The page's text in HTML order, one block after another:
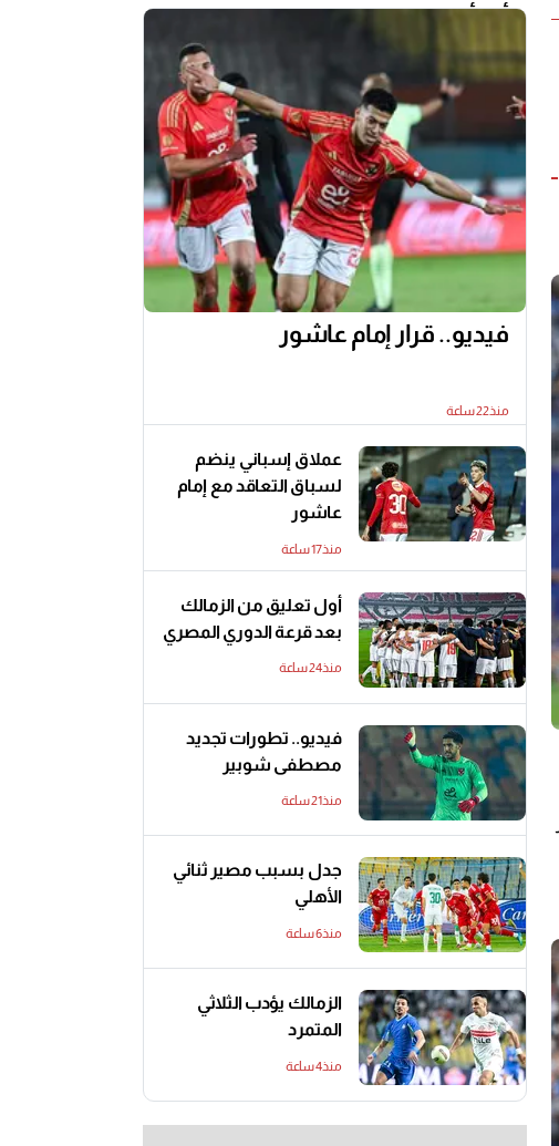
أخر أسبوع
فيديو.. قرار إمام عاشور
منذ22 ساعة
عملاق إسباني ينضم
لسباق التعاقد مع إمام
عاشور
منذ17 ساعة
أول تعليق من الزمالك
بعد قرعة الدوري المصري
منذ24 ساعة
فيديو.. تطورات تجديد
مصطفى شوبير
منذ21 ساعة
جدل بسبب مصير ثنائي
الأهلي
منذ6 ساعة
الزمالك يؤدب الثلاثي
المتمرد
منذ4 ساعة